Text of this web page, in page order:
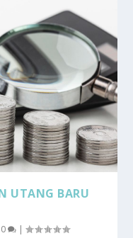
UTANG BARU
0 |